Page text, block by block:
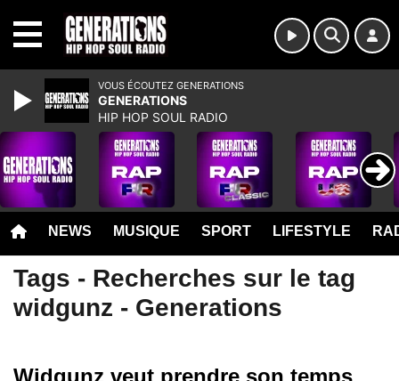
NEWS MUSIQUE SPORT LIFESTYLE
Tags - Recherches sur le tag
widgunz - Generations
Widgunz veut prendre son temps
VOUS ÉCOUTEZ GENERATIONS
GENERATIONS
HIP HOP SOUL RADIO